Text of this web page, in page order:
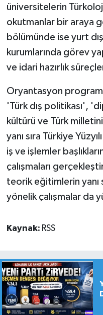
üniversitelerin
okutmanlar bir araya
bölümünde ise yurt
kurumlarında görev
ve idari hazırlık
Oryantasyon programı
'Türk dış politikası',
kültürü ve Türk
yanı sıra Türkiye
iş ve işlemler
çalışmaları
teorik eğitimlerin yanı
yönelik çalışmalar da
Kaynak: RSS